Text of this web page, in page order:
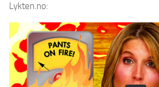
Lykten.no: